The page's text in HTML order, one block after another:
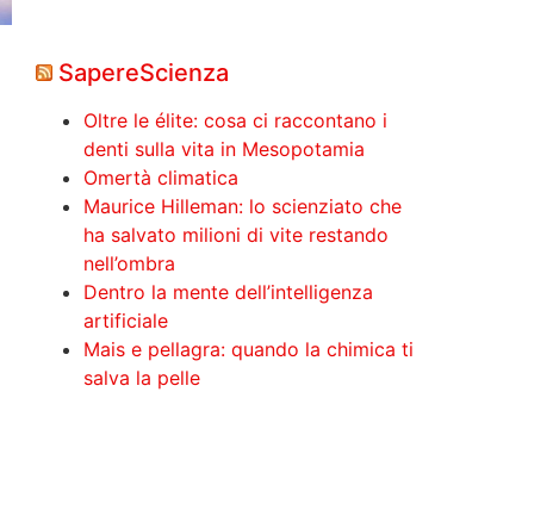
SapereScienza
Oltre le élite: cosa ci raccontano i
denti sulla vita in Mesopotamia
Omertà climatica
Maurice Hilleman: lo scienziato che
ha salvato milioni di vite restando
nell’ombra
Dentro la mente dell’intelligenza
artificiale
Mais e pellagra: quando la chimica ti
salva la pelle